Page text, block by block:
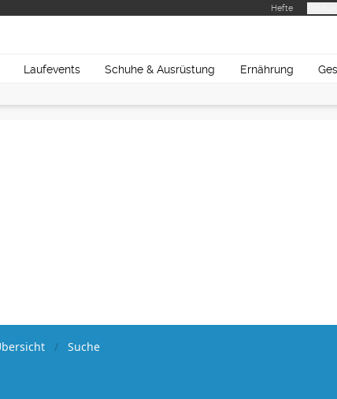
Hefte
Laufevents Schuhe & Ausrüstung Ernährung
Suche